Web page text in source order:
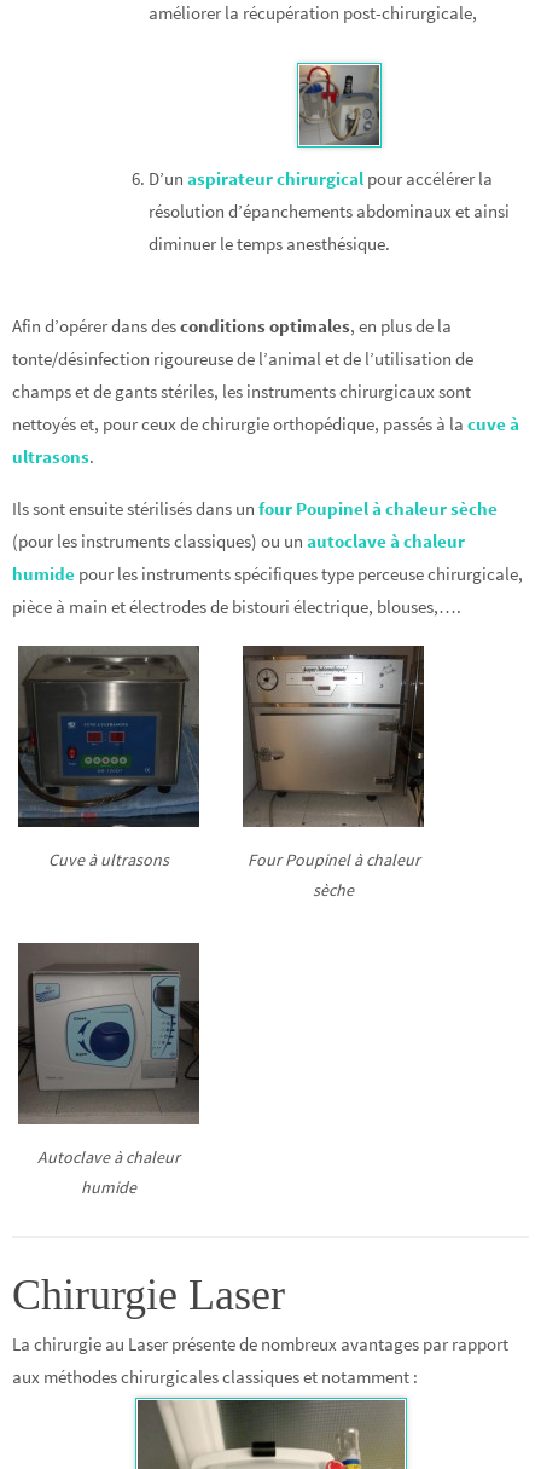
améliorer la récupération post-chirurgicale,
D’unaspirateur chirurgical pour accélérer la
résolution d’épanchements abdominaux et ainsi
diminuer le temps anesthésique.
Afin d’opérer dans desconditions optimales, en plus de la
tonte/désinfection rigoureuse de l’animal et de l’utilisation de
champs et de gants stériles, les instruments chirurgicaux sont
nettoyés et, pour ceux de chirurgie orthopédique, passés à la cuve à
ultrasons.
Ils sont ensuite stérilisés dans un four Poupinel à chaleur sèche
(pour les instruments classiques) ou un autoclave à chaleur
humide pour les instruments spécifiques type perceuse chirurgicale,
pièce à main et électrodes de bistouri électrique, blouses,….
Cuve à ultrasons
Four Poupinel à chaleur
sèche
Autoclave à chaleur
humide
Chirurgie Laser
La chirurgie au Laser présente de nombreux avantages par rapport
aux méthodes chirurgicales classiques et notamment :